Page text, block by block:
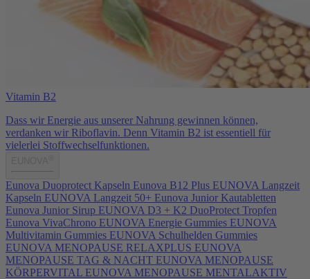
Vitamin B2
Dass wir Energie aus unserer Nahrung gewinnen können,
verdanken wir Riboflavin. Denn Vitamin B2 ist essentiell für
vielerlei Stoffwechselfunktionen.
Eunova Duoprotect Kapseln Eunova B12 Plus EUNOVA Langzeit
Kapseln EUNOVA Langzeit 50+ Eunova Junior Kautabletten
Eunova Junior Sirup EUNOVA D3 + K2 DuoProtect Tropfen
Eunova VivaChrono EUNOVA Energie Gummies EUNOVA
Multivitamin Gummies EUNOVA Schulhelden Gummies
EUNOVA MENOPAUSE RELAXPLUS EUNOVA
MENOPAUSE TAG & NACHT EUNOVA MENOPAUSE
KÖRPERVITAL EUNOVA MENOPAUSE MENTALAKTIV